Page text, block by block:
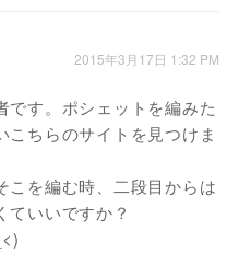
2015年3月17日 1:32 PM
です。ポシェットを編みた
こちらのサイトを見つけま
こを編む時、二段目からは
ていいですか？